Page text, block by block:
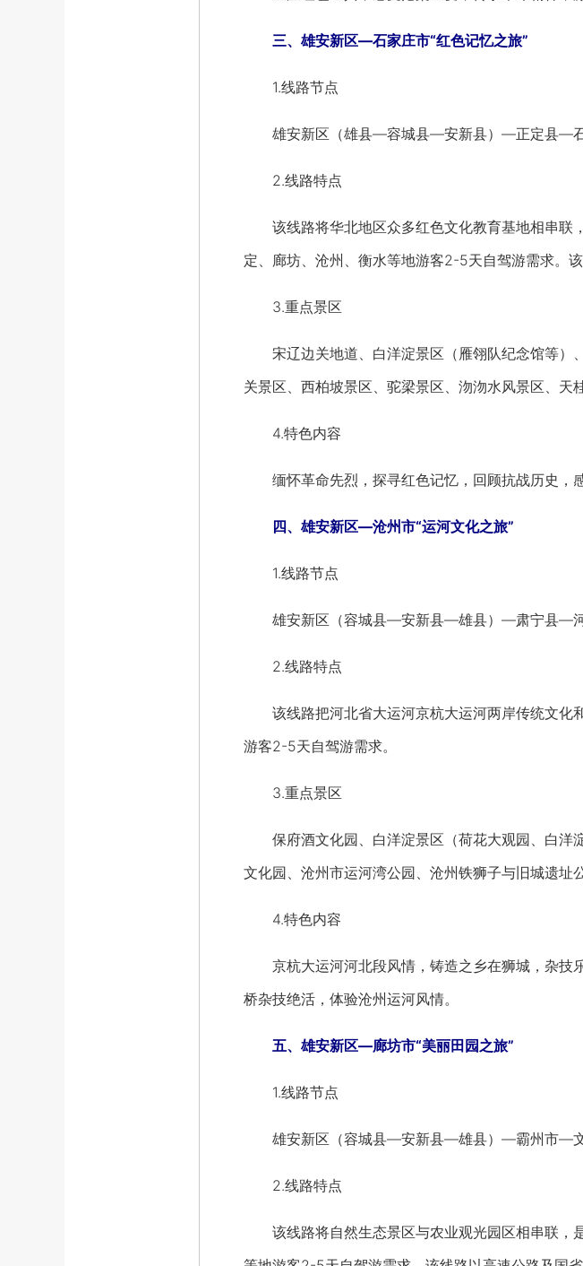
三、雄安新区—石家庄市“红色记忆之旅”
1.线路节点
雄安新区（雄县—容城县—安新县）—正定县—
2.线路特点
该线路将华北地区众多红色文化教育基地相串联
定、廊坊、沧州、衡水等地游客2-5天自驾游需求。
3.重点景区
宋辽边关地道、白洋淀景区（雁翎队纪念馆等）
关景区、西柏坡景区、驼梁景区、沕沕水风景区、天
4.特色内容
缅怀革命先烈，探寻红色记忆，回顾抗战历史，
四、雄安新区—沧州市“运河文化之旅”
1.线路节点
雄安新区（容城县—安新县—雄县）—肃宁县—
2.线路特点
该线路把河北省大运河京杭大运河两岸传统文化
游客2-5天自驾游需求。
3.重点景区
保府酒文化园、白洋淀景区（荷花大观园、白洋
文化园、沧州市运河湾公园、沧州铁狮子与旧城遗址
4.特色内容
京杭大运河河北段风情，铸造之乡在狮城，杂技
桥杂技绝活，体验沧州运河风情。
五、雄安新区—廊坊市“美丽田园之旅”
1.线路节点
雄安新区（容城县—安新县—雄县）—霸州市—
2.线路特点
该线路将自然生态景区与农业观光园区相串联，